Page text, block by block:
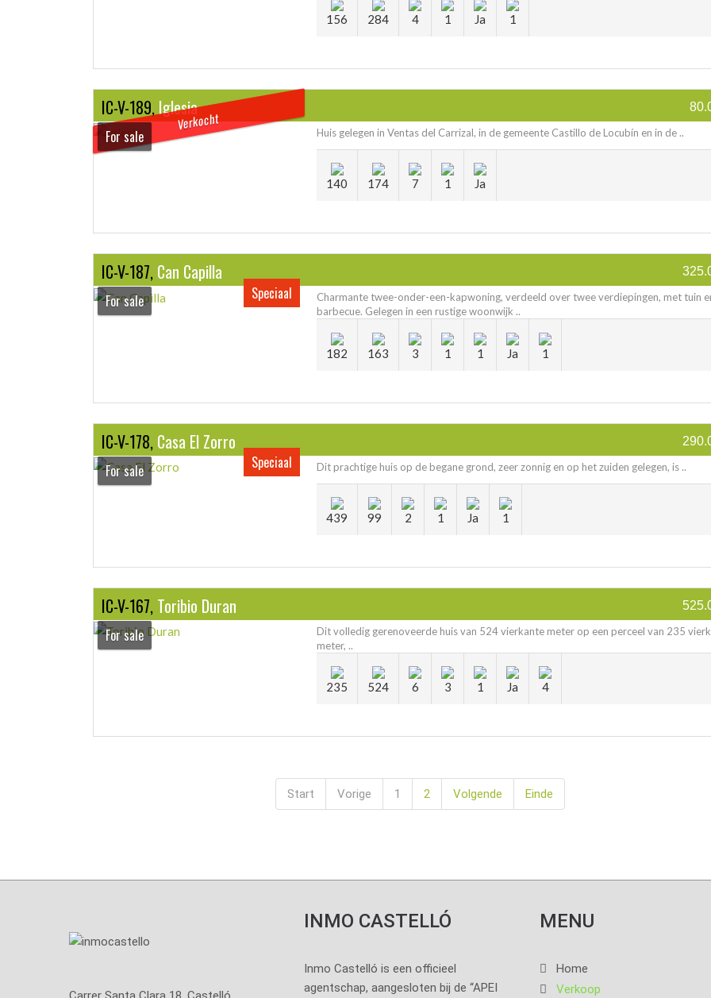
156 284 4 1 Ja 1
IC-V-189,Iglesia
Verkocht
For sale Huis gelegen in Ventas del Carrizal, in de gemeente Castillo de Locubín en in de ..
140 174 7 1 Ja
IC-V-187, Can Capilla
Speciaal
For sale
Charmante twee-onder-een-kapwoning, verdeeld over twee verdiepingen, met tuin
barbecue. Gelegen in een rustige woonwijk ..
182 163 3 1 1 Ja 1
IC-V-178, Casa El Zorro
Speciaal
For sale Dit prachtige huis op de begane grond, zeer zonnig en op het zuiden gelegen, is ..
439 99 2 1 Ja 1
IC-V-167, Toribio Duran
For sale
Dit volledig gerenoveerde huis van 524 vierkante meter op een perceel van 235
meter, ..
235 524 6 3 1 Ja 4
Start Vorige 1 2 Volgende Einde
INMO CASTELLÓ
Inmo Castelló is een officieel
agentschap, aangesloten bij de “APEI
MENU
Home
Verkoop